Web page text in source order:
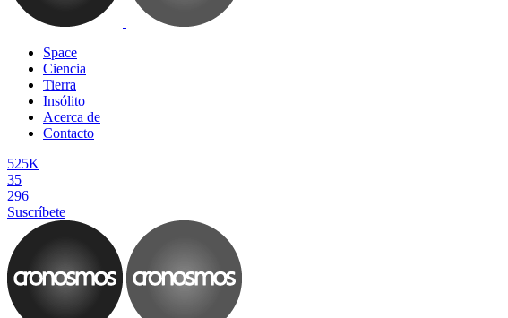
Space
Ciencia
Tierra
Insólito
Acerca de
Contacto
525K
35
296
Suscríbete